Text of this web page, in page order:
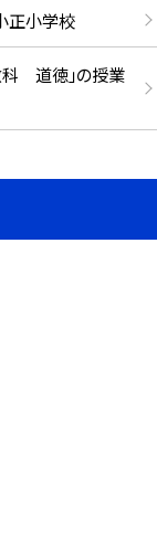
正小学校
科 道徳」の授業